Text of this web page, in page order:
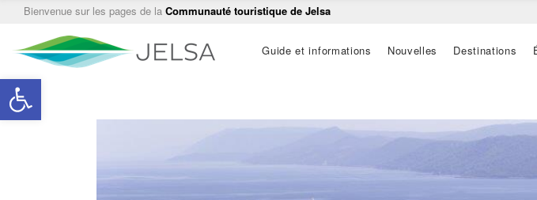
Ouvrir la barre d’outils
Bienvenue sur les pages de la Communauté touristique de Jelsa
MainGuide et informations Nouvelles Destinations